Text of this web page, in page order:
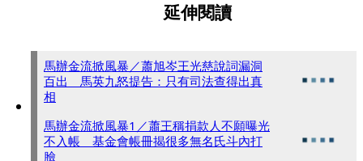
延伸閱讀
馬辦金流掀風暴／蕭旭岑王光慈說詞漏洞
百出 馬英九怒提告：只有司法查得出真
相
馬辦金流掀風暴1／蕭王稱捐款人不願曝光
不入帳 基金會帳冊揭很多無名氏斗內打
臉